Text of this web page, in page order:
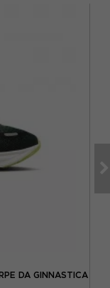
DA GINNASTICA